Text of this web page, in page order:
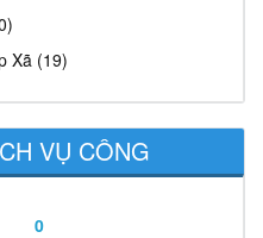
Xã (19)
VỤ CÔNG
0